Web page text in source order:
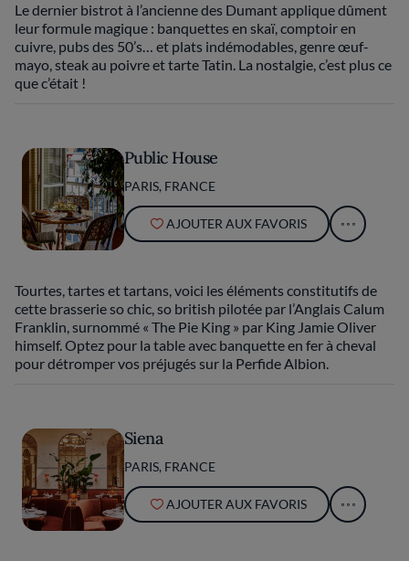
Le dernier bistrot à l’ancienne des Dumant applique dûment
leur formule magique : banquettes en skaï, comptoir en
cuivre, pubs des 50’s… et plats indémodables, genre œuf-
mayo, steak au poivre et tarte Tatin. La nostalgie, c’est plus ce
que c’était !
Public House
PARIS, FRANCE
AJOUTER AUX FAVORIS
Tourtes, tartes et tartans, voici les éléments constitutifs de
cette brasserie so chic, so british pilotée par l’Anglais Calum
Franklin, surnommé « The Pie King » par King Jamie Oliver
himself. Optez pour la table avec banquette en fer à cheval
pour détromper vos préjugés sur la Perfide Albion.
Siena
PARIS, FRANCE
AJOUTER AUX FAVORIS